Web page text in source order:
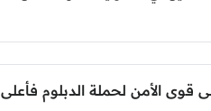
الأمن لحملة الدبلوم فأعلى